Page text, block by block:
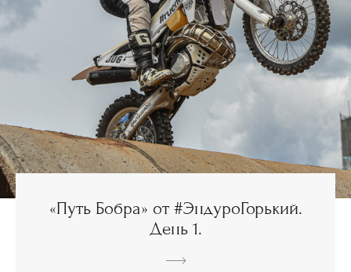
«Путь Бобра» от #ЭндуроГорький.
День 1.